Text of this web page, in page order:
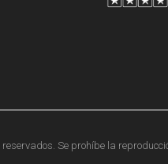
Se prohíbe la